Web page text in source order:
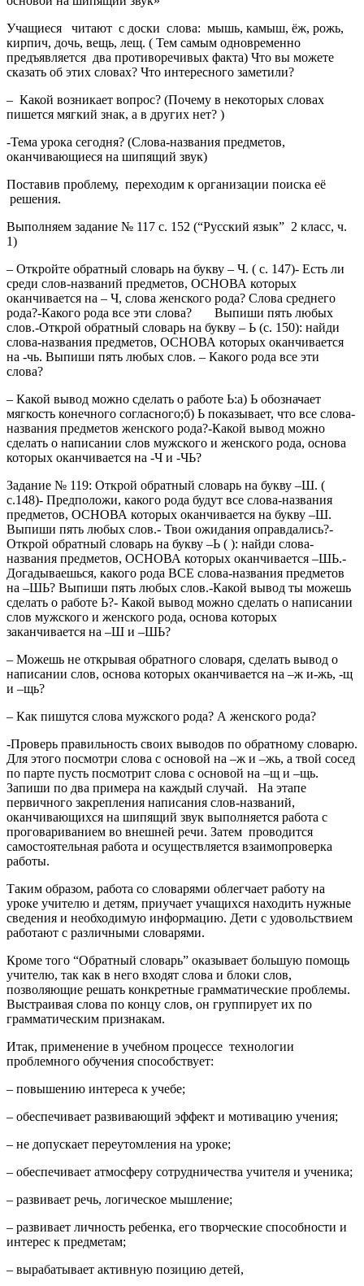
Учащиеся читают с доски слова: мышь, камыш, ёж, рожь,
кирпич, дочь, вещь, лещ. ( Тем самым одновременно
предъявляется два противоречивых факта) Что вы можете
сказать об этих словах? Что интересного заметили?
– Какой возникает вопрос? (Почему в некоторых словах
пишется мягкий знак, а в других нет? )
-Тема урока сегодня? (Слова-названия предметов,
оканчивающиеся на шипящий звук)
Поставив проблему, переходим к организации поиска её
решения.
Выполняем задание № 117 с. 152 (“Русский язык” 2 класс, ч.
1)
– Откройте обратный словарь на букву – Ч. ( с. 147)- Есть ли
среди слов-названий предметов, ОСНОВА которых
оканчивается на – Ч, слова женского рода? Слова среднего
рода?-Какого рода все эти слова? Выпиши пять любых
слов.-Открой обратный словарь на букву – Ь (с. 150): найди
слова-названия предметов, ОСНОВА которых оканчивается
на -чь. Выпиши пять любых слов. – Какого рода все эти
слова?
– Какой вывод можно сделать о работе Ь:а) Ь обозначает
мягкость конечного согласного;б) Ь показывает, что все слова-
названия предметов женского рода?-Какой вывод можно
сделать о написании слов мужского и женского рода, основа
которых оканчивается на -Ч и -ЧЬ?
Задание № 119: Открой обратный словарь на букву –Ш. (
с.148)- Предположи, какого рода будут все слова-названия
предметов, ОСНОВА которых оканчивается на букву –Ш.
Выпиши пять любых слов.- Твои ожидания оправдались?-
Открой обратный словарь на букву –Ь ( ): найди слова-
названия предметов, ОСНОВА которых оканчивается –ШЬ.-
Догадываешься, какого рода ВСЕ слова-названия предметов
на –ШЬ? Выпиши пять любых слов.-Какой вывод ты можешь
сделать о работе Ь?- Какой вывод можно сделать о написании
слов мужского и женского рода, основа которых
заканчивается на –Ш и –ШЬ?
– Можешь не открывая обратного словаря, сделать вывод о
написании слов, основа которых оканчивается на –ж и-жь, -щ
и –щь?
– Как пишутся слова мужского рода? А женского рода?
-Проверь правильность своих выводов по обратному словарю.
Для этого посмотри слова с основой на –ж и –жь, а твой сосед
по парте пусть посмотрит слова с основой на –щ и –щь.
Запиши по два примера на каждый случай. На этапе
первичного закрепления написания слов-названий,
оканчивающихся на шипящий звук выполняется работа с
проговариванием во внешней речи. Затем проводится
самостоятельная работа и осуществляется взаимопроверка
работы.
Таким образом, работа со словарями облегчает работу на
уроке учителю и детям, приучает учащихся находить нужные
сведения и необходимую информацию. Дети с удовольствием
работают с различными словарями.
Кроме того “Обратный словарь” оказывает большую помощь
учителю, так как в него входят слова и блоки слов,
позволяющие решать конкретные грамматические проблемы.
Выстраивая слова по концу слов, он группирует их по
грамматическим признакам.
Итак, применение в учебном процессе технологии
проблемного обучения способствует:
– повышению интереса к учебе;
– обеспечивает развивающий эффект и мотивацию учения;
– не допускает переутомления на уроке;
– обеспечивает атмосферу сотрудничества учителя и ученика;
– развивает речь, логическое мышление;
– развивает личность ребенка, его творческие способности и
интерес к предметам;
– вырабатывает активную позицию детей,